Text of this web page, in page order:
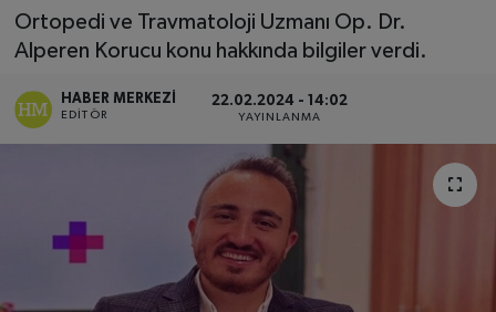
Ortopedi ve Travmatoloji Uzmanı Op. Dr.
Alperen Korucu konu hakkında bilgiler verdi.
HABER MERKEZI
EDITÖR
22.02.2024 - 14:02
YAYINLANMA